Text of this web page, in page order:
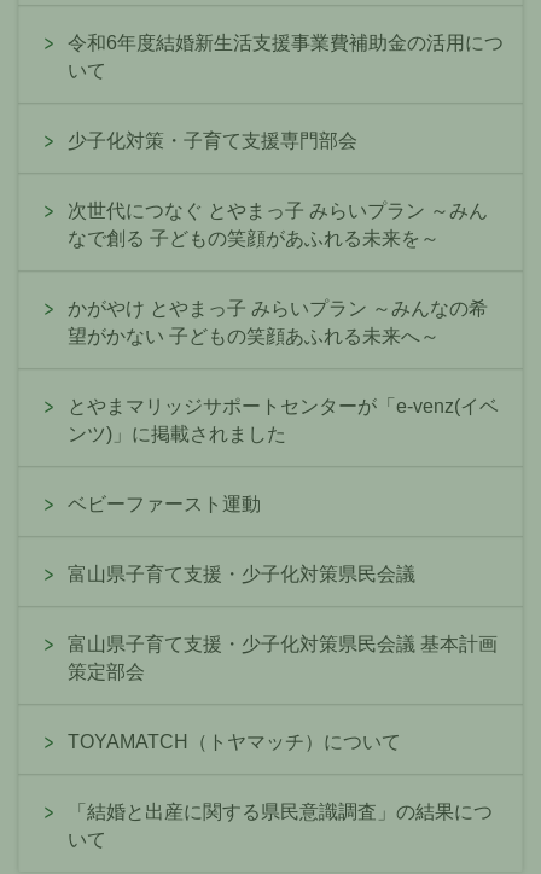
令和6年度結婚新生活支援事業費補助金の活用につ
いて
少子化対策・子育て支援専門部会
次世代につなぐ とやまっ子 みらいプラン ～みん
なで創る 子どもの笑顔があふれる未来を～
かがやけ とやまっ子 みらいプラン ～みんなの希
望がかない 子どもの笑顔あふれる未来へ～
とやまマリッジサポートセンターが「e-venz(イベ
ンツ)」に掲載されました
ベビーファースト運動
富山県子育て支援・少子化対策県民会議
富山県子育て支援・少子化対策県民会議 基本計画
策定部会
TOYAMATCH（トヤマッチ）について
「結婚と出産に関する県民意識調査」の結果につ
いて